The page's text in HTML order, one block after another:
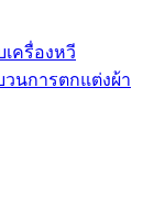
ครื่องหวี
นการตกแต่งผ้า